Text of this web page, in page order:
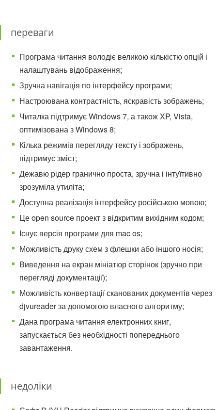
переваги
Програма читання володіє великою кількістю опцій і
налаштувань відображення;
Зручна навігація по інтерфейсу програми;
Настроювана контрастність, яскравість зображень;
Читалка підтримує Windows 7, а також XP, Vista,
оптимізована з Windows 8;
Кілька режимів перегляду тексту і зображень,
підтримує зміст;
Дежавю рідер гранично проста, зручна і інтуїтивно
зрозуміла утиліта;
Доступна реалізація інтерфейсу російською мовою;
Це open source проект з відкритим вихідним кодом;
Існує версія програми для mac os;
Можливість друку схем з флешки або іншого носія;
Виведення на екран мініатюр сторінок (зручно при
перегляді документації);
Можливість конвертації сканованих документів через
djvureader за допомогою власного алгоритму;
Дана програма читання електронних книг,
запускається без необхідності попереднього
завантаження.
недоліки